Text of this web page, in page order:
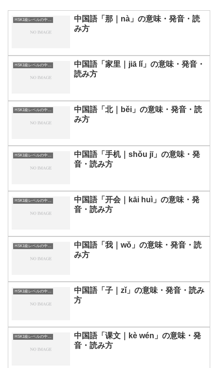
中国語「那｜nà」の意味・発音・読
み方
中国語「家里｜jiā lǐ」の意味・発音・
読み方
HSK1級レベルの中国語
中国語「北｜běi」の意味・発音・読
み方
HSK1級レベルの中国語
中国語「手机｜shǒu jī」の意味・発
音・読み方
HSK1級レベルの中国語
中国語「开会｜kāi huì」の意味・発
音・読み方
HSK1級レベルの中国語
中国語「我｜wǒ」の意味・発音・読
み方
HSK1級レベルの中国語
中国語「子｜zǐ」の意味・発音・読み
方
HSK1級レベルの中国語
中国語「课文｜kè wén」の意味・発
音・読み方